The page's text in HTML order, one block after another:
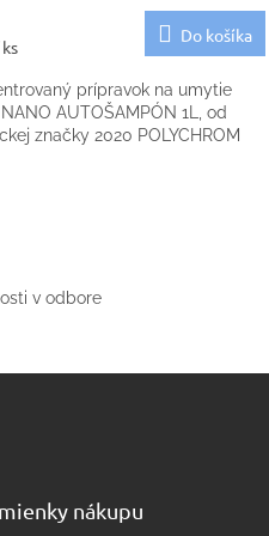
Do košíka
prípravok na umytie
AUTOŠAMPÓN 1L, od
značky 2020 POLYCHROM
e
v
v odbore
nákupu